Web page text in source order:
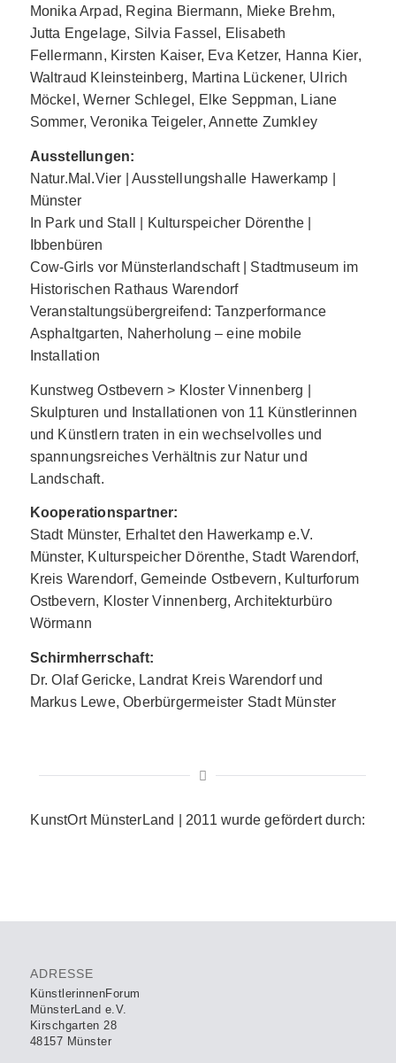
Monika Arpad, Regina Biermann, Mieke Brehm,
Jutta Engelage, Silvia Fassel, Elisabeth
Fellermann, Kirsten Kaiser, Eva Ketzer, Hanna Kier,
Waltraud Kleinsteinberg, Martina Lückener, Ulrich
Möckel, Werner Schlegel, Elke Seppman, Liane
Sommer, Veronika Teigeler, Annette Zumkley
Ausstellungen:
Natur.Mal.Vier | Ausstellungshalle Hawerkamp |
Münster
In Park und Stall | Kulturspeicher Dörenthe |
Ibbenbüren
Cow-Girls vor Münsterlandschaft | Stadtmuseum im
Historischen Rathaus Warendorf
Veranstaltungsübergreifend: Tanzperformance
Asphaltgarten, Naherholung – eine mobile
Installation
Kunstweg Ostbevern > Kloster Vinnenberg |
Skulpturen und Installationen von 11 Künstlerinnen
und Künstlern traten in ein wechselvolles und
spannungsreiches Verhältnis zur Natur und
Landschaft.
Kooperationspartner:
Stadt Münster, Erhaltet den Hawerkamp e.V.
Münster, Kulturspeicher Dörenthe, Stadt Warendorf,
Kreis Warendorf, Gemeinde Ostbevern, Kulturforum
Ostbevern, Kloster Vinnenberg, Architekturbüro
Wörmann
Schirmherrschaft:
Dr. Olaf Gericke, Landrat Kreis Warendorf und
Markus Lewe, Oberbürgermeister Stadt Münster
KunstOrt MünsterLand | 2011 wurde gefördert durch:
ADRESSE
KünstlerinnenForum
MünsterLand e.V.
Kirschgarten 28
48157 Münster